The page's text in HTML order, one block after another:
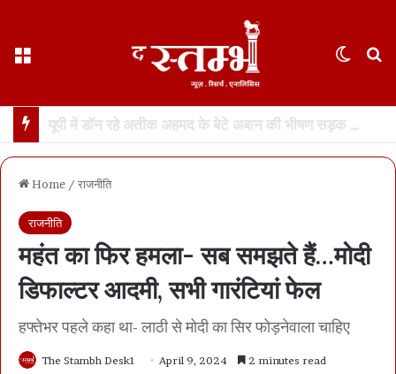
छत्तीसगढ़ हाईकोर्ट ने फ़ोन टैपिंग को “गैरकानूनी” बताया… रायपुर के केस की सुनवाई के दौरान अहम फ़ैसला… सीबीआई को रिकॉर्डिंग नष्ट करने का आदेश
Home / राजनीति
राजनीति
महंत का फिर हमला- सब समझते हैं…मोदी
डिफाल्टर आदमी, सभी गारंटियां फेल
हफ्तेभर पहले कहा था- लाठी से मोदी का सिर फोड़नेवाला चाहिए
The Stambh Desk1 April 9, 2024 2 minutes read